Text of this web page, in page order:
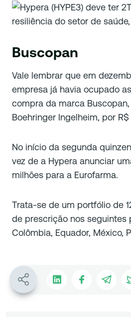
Buscopan
Vale lembrar que em
empresa já havia ocupado
compra da marca
Boehringer Ingelheim, por R$
No início da segunda
vez de a Hypera anunciar
milhões para a Eurofarma.
Trata-se de um portfólio de
de prescrição nos seguintes
Colômbia, Equador, México,